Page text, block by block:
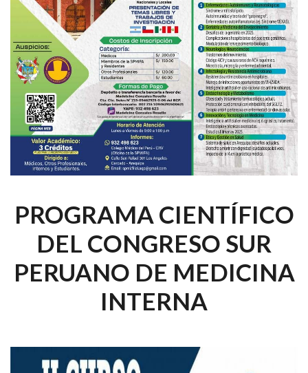
PROGRAMA CIENTÍFICO
DEL CONGRESO SUR
PERUANO DE MEDICINA
INTERNA